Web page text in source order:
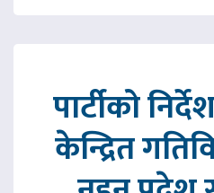
पार्टीको
केन्द्रित